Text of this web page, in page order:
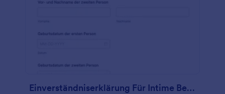
Einverständniserklärung Für Intime Beziehungen Formular